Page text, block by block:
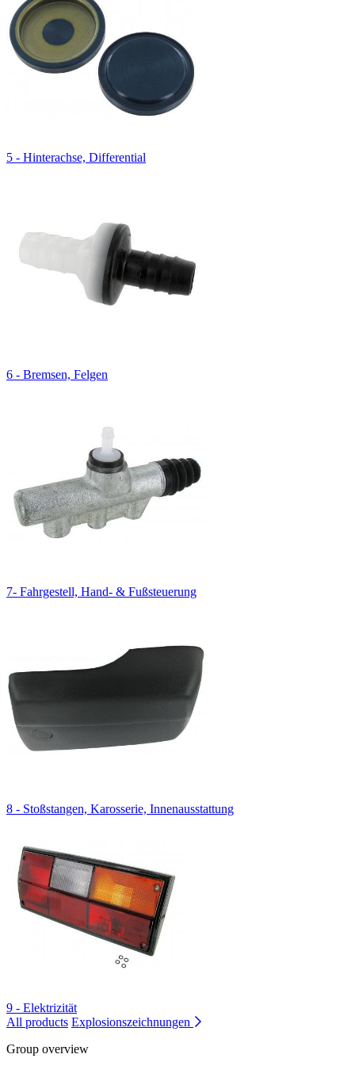
5 - Hinterachse, Differential
6 - Bremsen, Felgen
7- Fahrgestell, Hand- & Fußsteuerung
8 - Stoßstangen, Karosserie, Innenausstattung
9 - Elektrizität
All products Explosionszeichnungen
Group overview